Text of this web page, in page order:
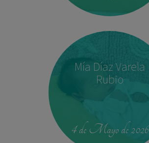
Mía Díaz Varela
Rubio
4 de Mayo de 2026